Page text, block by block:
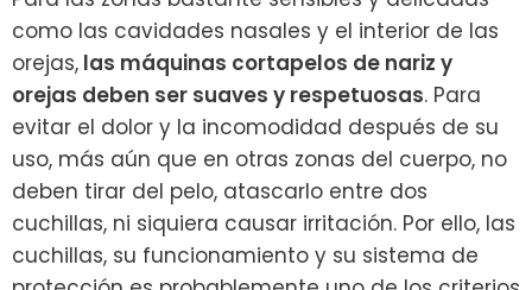
como las cavidades nasales y el interior de las
orejas, las máquinas cortapelos de nariz y
orejas deben ser suaves y respetuosas. Para
evitar el dolor y la incomodidad después de su
uso, más aún que en otras zonas del cuerpo, no
deben tirar del pelo, atascarlo entre dos
cuchillas, ni siquiera causar irritación. Por ello, las
cuchillas, su funcionamiento y su sistema de